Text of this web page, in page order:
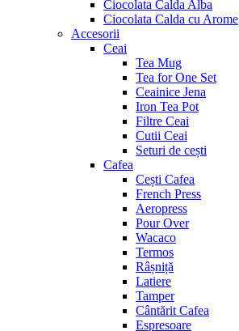
Ciocolata Calda Alba
Ciocolata Calda cu Arome
Accesorii
Ceai
Tea Mug
Tea for One Set
Ceainice Jena
Iron Tea Pot
Filtre Ceai
Cutii Ceai
Seturi de cești
Cafea
Cești Cafea
French Press
Aeropress
Pour Over
Wacaco
Termos
Râșniță
Latiere
Tamper
Cântărit Cafea
Espresoare